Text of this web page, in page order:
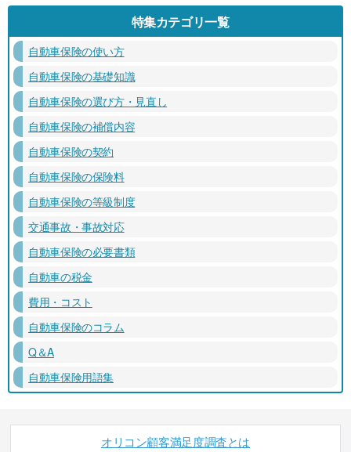
特集カテゴリ一覧
自動車保険の使い方
自動車保険の基礎知識
自動車保険の選び方・見直し
自動車保険の補償内容
自動車保険の契約
自動車保険の保険料
自動車保険の等級制度
交通事故・事故対応
自動車保険の必要書類
自動車の税金
費用・コスト
自動車保険のコラム
Q＆A
自動車保険用語集
オリコン顧客満足度調査とは